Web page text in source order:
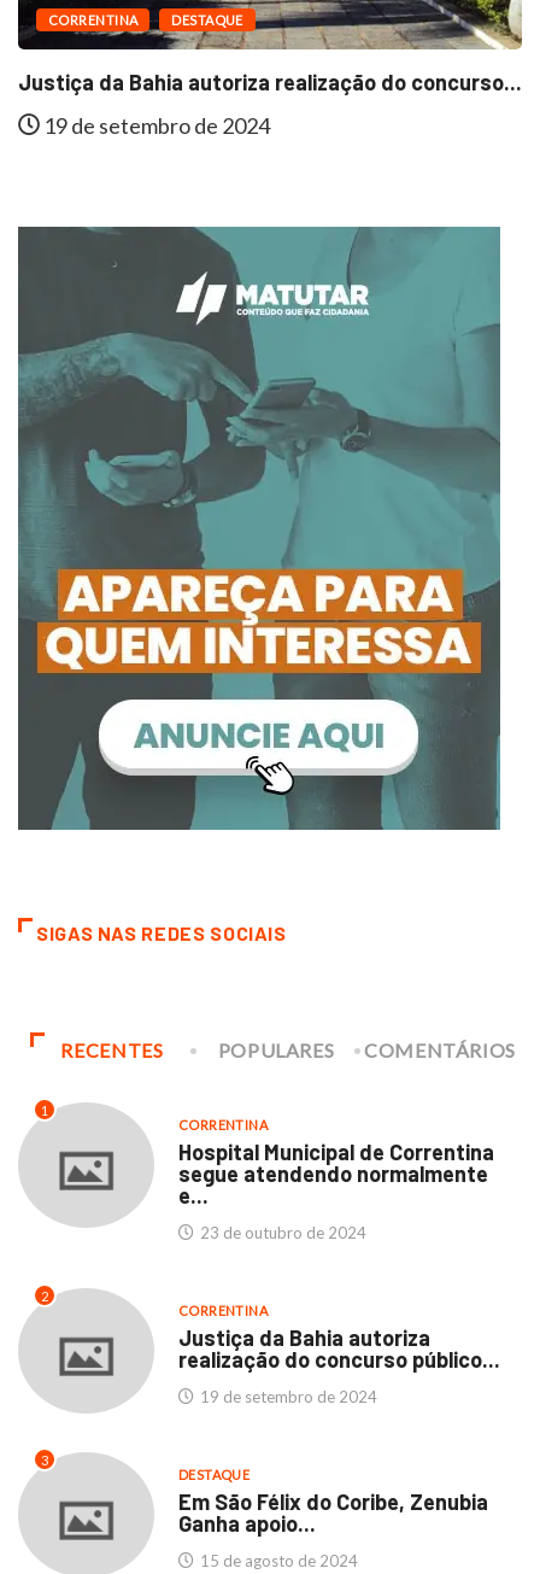
CORRENTINA DESTAQUE
Justiça da Bahia autoriza realização do concurso...
19 de setembro de 2024
SIGAS NAS REDES SOCIAIS
RECENTES POPULARES COMENTÁRIOS
1
CORRENTINA
Hospital Municipal de Correntina
segue atendendo normalmente
e...
23 de outubro de 2024
2
CORRENTINA
Justiça da Bahia autoriza
realização do concurso público...
19 de setembro de 2024
3
DESTAQUE
Em São Félix do Coribe, Zenubia
Ganha apoio...
15 de agosto de 2024